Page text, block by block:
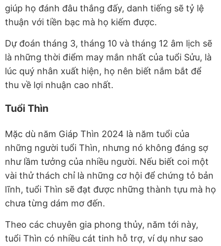
giúp họ đánh đâu thắng đấy, danh tiếng sẽ tỷ lệ
thuận với tiền bạc mà họ kiếm được.
Dự đoán tháng 3, tháng 10 và tháng 12 âm lịch sẽ
là những thời điểm may mắn nhất của tuổi Sửu, là
lúc quý nhân xuất hiện, họ nên biết nắm bắt để
thu về lợi nhuận cao nhất.
Tuổi Thìn
Mặc dù năm Giáp Thìn 2024 là năm tuổi của
những người tuổi Thìn, nhưng nó không đáng sợ
như lầm tưởng của nhiều người. Nếu biết coi một
vài thử thách chỉ là những cơ hội để chứng tỏ bản
lĩnh, tuổi Thìn sẽ đạt được những thành tựu mà họ
chưa từng dám mơ đến.
Theo các chuyên gia phong thủy, năm tới này,
tuổi Thìn có nhiều cát tinh hỗ trợ, ví dụ như sao